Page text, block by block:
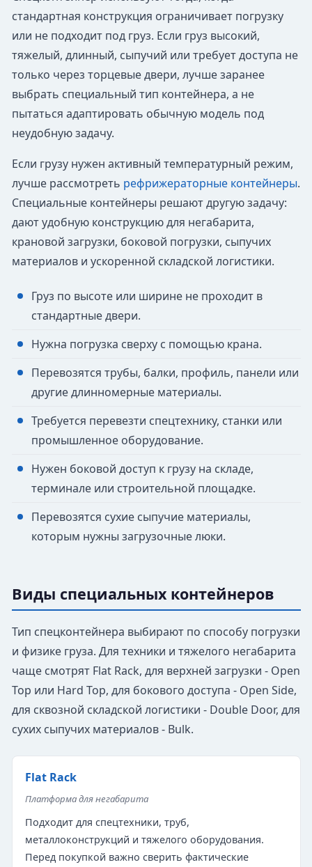
стандартная конструкция ограничивает погрузку
или не подходит под груз. Если груз высокий,
тяжелый, длинный, сыпучий или требует доступа не
только через торцевые двери, лучше заранее
выбрать специальный тип контейнера, а не
пытаться адаптировать обычную модель под
неудобную задачу.
Если грузу нужен активный температурный режим,
лучше рассмотреть рефрижераторные контейнеры.
Специальные контейнеры решают другую задачу:
дают удобную конструкцию для негабарита,
крановой загрузки, боковой погрузки, сыпучих
материалов и ускоренной складской логистики.
Груз по высоте или ширине не проходит в
стандартные двери.
Нужна погрузка сверху с помощью крана.
Перевозятся трубы, балки, профиль, панели или
другие длинномерные материалы.
Требуется перевезти спецтехнику, станки или
промышленное оборудование.
Нужен боковой доступ к грузу на складе,
терминале или строительной площадке.
Перевозятся сухие сыпучие материалы,
которым нужны загрузочные люки.
Виды специальных контейнеров
Тип спецконтейнера выбирают по способу погрузки
и физике груза. Для техники и тяжелого негабарита
чаще смотрят Flat Rack, для верхней загрузки - Open
Top или Hard Top, для бокового доступа - Open Side,
для сквозной складской логистики - Double Door, для
сухих сыпучих материалов - Bulk.
Flat Rack
Платформа для негабарита
Подходит для спецтехники, труб,
металлоконструкций и тяжелого оборудования.
Перед покупкой важно сверить фактические